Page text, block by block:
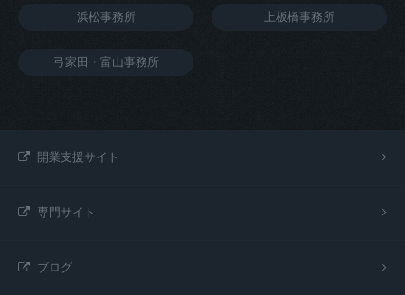
浜松事務所 上板橋事務所
弓家田・富山事務所
開業支援サイト
専門サイト
ブログ